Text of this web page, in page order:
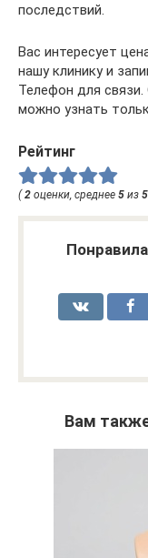
последствий.
Вас интересует
нашу клинику и
Телефон для
можно узнать
Рейтинг
(2 оценки, среднее 5 из 5
Вам